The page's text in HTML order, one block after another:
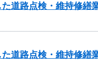
路点検・維持修繕
路点検・維持修繕